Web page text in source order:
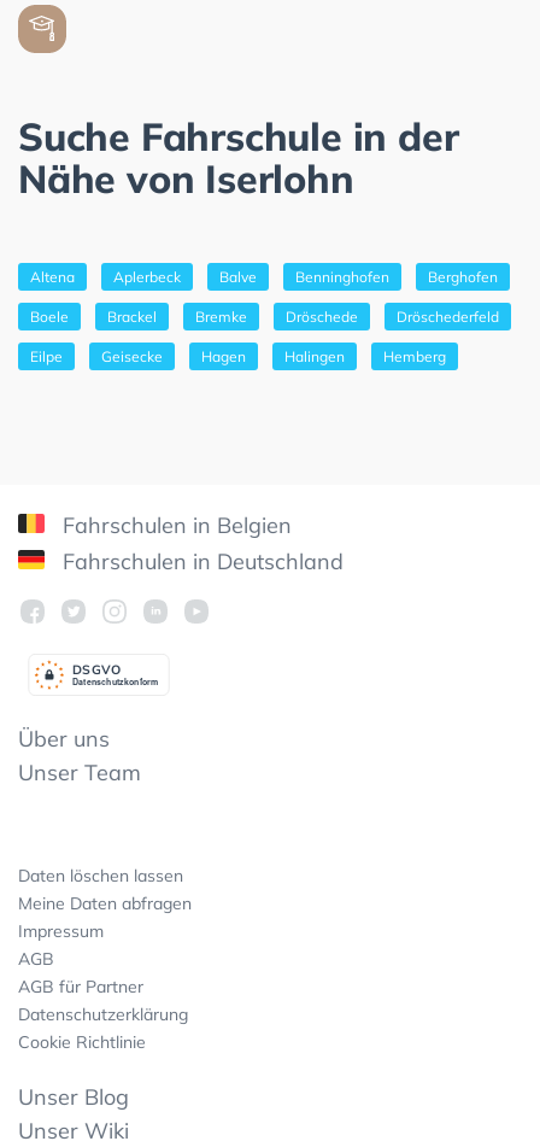
Suche Fahrschule in der
Nähe von Iserlohn
Altena Aplerbeck Balve Benninghofen Berghofen
Boele Brackel Bremke Dröschede Dröschederfeld
Eilpe Geisecke Hagen Halingen Hemberg
Fahrschulen in Belgien
Fahrschulen in Deutschland
Datenschutzkonform
DSGVO
Über uns
Unser Team
Daten löschen lassen
Meine Daten abfragen
Impressum
AGB
AGB für Partner
Datenschutzerklärung
Cookie Richtlinie
Unser Blog
Unser Wiki